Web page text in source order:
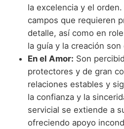
la excelencia y el
campos que requieren
detalle, así como en
la guía y la creación son
En el Amor: Son
protectores y de gran
relaciones estables y
la confianza y la
servicial se extiende a
ofreciendo apoyo